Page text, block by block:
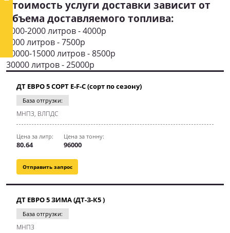
Стоимость услуги доставки зависит от
объема доставляемого топлива:
1000-2000 литров - 4000р
5000 литров - 7500р
10000-15000 литров - 8500р
30000 литров - 25000р
Отправить запрос
ДТ ЕВРО 5 СОРТ E-F-C (сорт по сезону)
База отгрузки:
МНПЗ, ВЛПДС
Цена за литр:
80.64
Цена за тонну:
96000
ДТ ЕВРО 5 ЗИМА (ДТ-З-К5 )
База отгрузки:
МНПЗ